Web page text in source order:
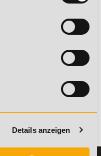
Details anzeigen